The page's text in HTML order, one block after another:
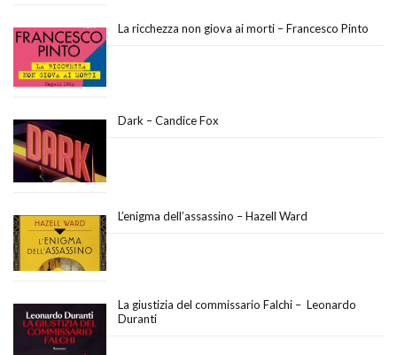
La ricchezza non giova ai morti – Francesco Pinto
Dark – Candice Fox
L’enigma dell’assassino – Hazell Ward
La giustizia del commissario Falchi – Leonardo
Duranti